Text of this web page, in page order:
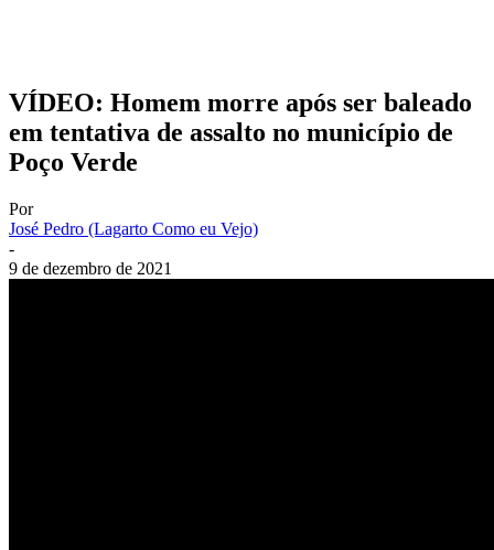
VÍDEO: Homem morre após ser baleado
em tentativa de assalto no município de
Poço Verde
Por
José Pedro (Lagarto Como eu Vejo)
-
9 de dezembro de 2021